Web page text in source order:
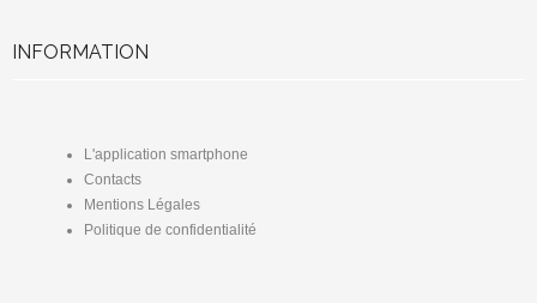
INFORMATION
L'application smartphone
Contacts
Mentions Légales
Politique de confidentialité